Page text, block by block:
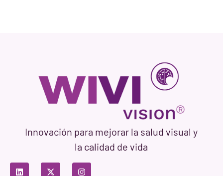
Innovación para mejorar la salud visual y
la calidad de vida